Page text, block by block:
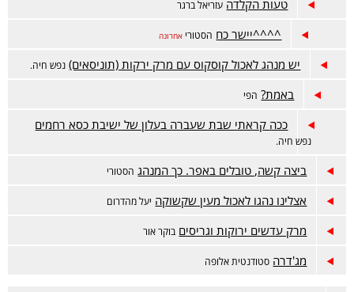
טעות הקלדה עזריאל ברגר
^^^^יישר כח הסטורי אחרונה
יש מנהג לאכול קוסקוס עם מרק ירקות (תוניסאים) נפש חיה.
באמת? הפי
ככה קראתי שבת שעברה בעלון של ישיבת כסא רחמים
נפש חיה.
ביצה קשה, טובלים באפר. כך המנהג הסטורי
אצלינו נהגו לאכול מעין שקשוקה יעל מהדרום
מרק עדשים ירוקות וגריסים בוקר אור
מג'דרה סטודנטית אלופה